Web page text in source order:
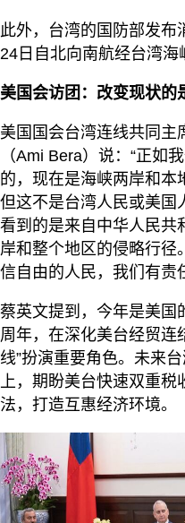
此外，台湾的国防部发布
24日自北向南航经台湾海
美国会访团：改变现状的
美国国会台湾连线共同主
（Ami Bera）说：“正如
的，现在是海峡两岸和本
但这不是台湾人民或美国
看到的是来自中华人民共
岸和整个地区的侵略行径
信自由的人民，我们有责
蔡英文提到，今年是美国
周年，在深化美台经贸连
线”扮演重要角色。未来
上，期盼美台快速双重
法，打造互惠经济环境。